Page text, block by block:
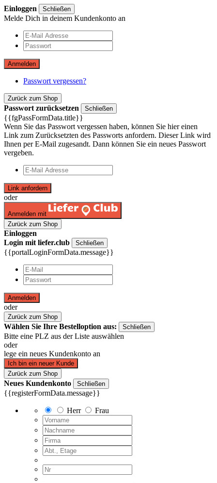
Einloggen Schließen
Melde Dich in deinem Kundenkonto an
Anmelden
Passwort vergessen?
Zurück zum Shop
Passwort zurücksetzen Schließen
{{fgPassFormData.title}}
Wenn Sie das Passwort vergessen haben, können Sie hier einen
Link zum Zurücksetzten des Passworts anfordern. Dieser Link wird
Ihnen per E-Mail zugesandt. Dann können Sie ein neues Passwort
vergeben.
Link anfordern
oder
Anmelden mit
Zurück zum Shop
Einloggen
Login mit liefer.club
Schließen
{{portalLoginFormData.message}}
Anmelden
oder
Zurück zum Shop
Wählen Sie Ihre Bestelloption aus: Schließen
Bitte eine PLZ aus der Liste auswählen
oder
lege ein neues Kundenkonto an
Ich bin ein neuer Kunde
Zurück zum Shop
Neues Kundenkonto Schließen
{{registerFormData.message}}
Herr Frau